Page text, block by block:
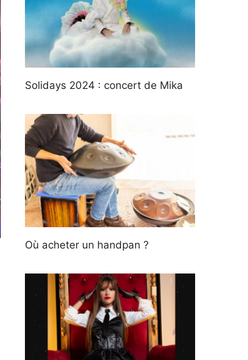
Solidays 2024 : concert de Mika
Où acheter un handpan ?